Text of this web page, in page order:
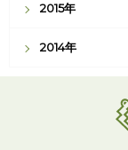
2015年
2014年